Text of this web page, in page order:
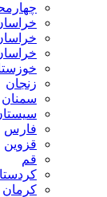
زنجان
سمنان
فارس
قزوین
قم
کرمان